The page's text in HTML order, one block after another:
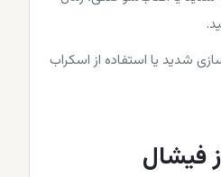
شدید یا استفاده از اسکراب
فیشال